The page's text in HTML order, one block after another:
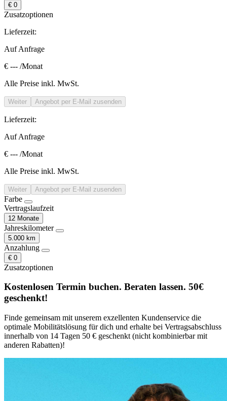
€ 0
Zusatzoptionen
Lieferzeit:
Auf Anfrage
€ --- /Monat
Alle Preise inkl. MwSt.
Weiter Angebot per E-Mail zusenden
Lieferzeit:
Auf Anfrage
€ --- /Monat
Alle Preise inkl. MwSt.
Weiter Angebot per E-Mail zusenden
Farbe
Vertragslaufzeit
12 Monate
Jahreskilometer
5.000 km
Anzahlung
€ 0
Zusatzoptionen
Kostenlosen Termin buchen. Beraten lassen. 50€
geschenkt!
Finde gemeinsam mit unserem exzellenten Kundenservice die
optimale Mobilitätslösung für dich und erhalte bei Vertragsabschluss
innerhalb von 14 Tagen 50 € geschenkt (nicht kombinierbar mit
anderen Rabatten)!